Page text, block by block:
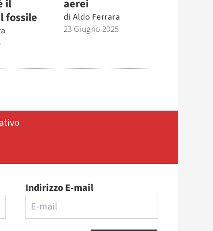
il
fossile
aerei
di Aldo Ferrara
23 Giugno 2025
Indirizzo E-mail